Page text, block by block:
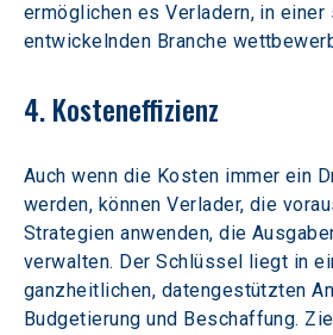
ermöglichen es Verladern, in einer
entwickelnden Branche
4. Kosteneffizienz
Auch wenn die Kosten immer ein
werden, können Verlader, die
Strategien anwenden, die
verwalten. Der Schlüssel liegt in
ganzheitlichen, datengestützten
Budgetierung und Beschaffung.